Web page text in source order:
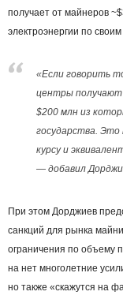
получает от майнеров
электроэнергии по своим
«Если говорить
центры получают
$200 млн из
государства.
курсу и
— добавил
При этом Дорджиев
санкций для рынка
ограничения по объему
на нет многолетние
но также «скажутся на